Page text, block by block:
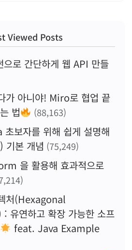
Viewed Posts
으로 간단하게 웹 API 만들
가 아니야! Miro로 협업 끝
법
(88,163)
보자를 위해 쉽게 설명해
기본 개념 (75,249)
을 활용해 효과적으로
처(Hexagonal
연하고 확장 가능한 소프
feat. Java Example